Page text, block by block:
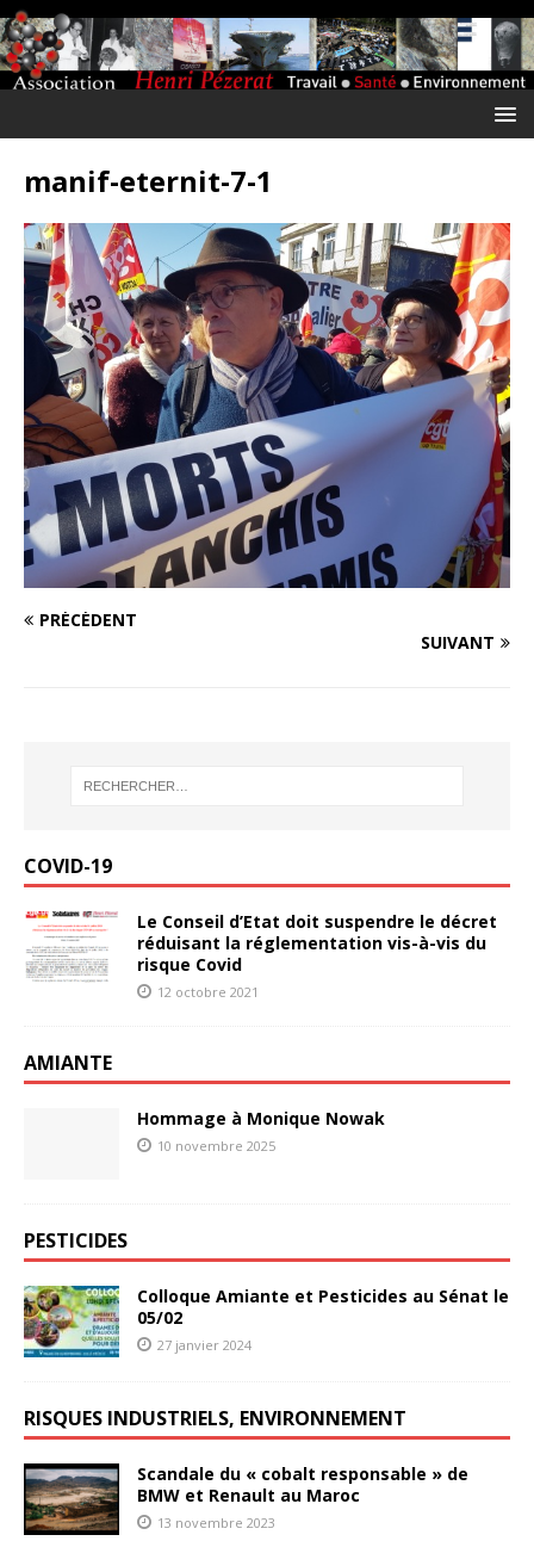
manif-eternit-7-1
PRÉCÉDENT
SUIVANT
COVID-19
Le Conseil d’Etat doit suspendre le décret
réduisant la réglementation vis-à-vis du
risque Covid
12 octobre 2021
AMIANTE
Hommage à Monique Nowak
10 novembre 2025
PESTICIDES
Colloque Amiante et Pesticides au Sénat le
05/02
27 janvier 2024
RISQUES INDUSTRIELS, ENVIRONNEMENT
Scandale du « cobalt responsable » de
BMW et Renault au Maroc
13 novembre 2023